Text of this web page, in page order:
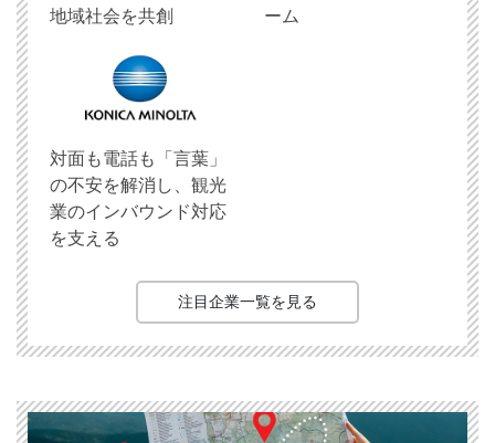
地域社会を共創
ーム
対面も電話も「言葉」
の不安を解消し、観光
業のインバウンド対応
を支える
注目企業一覧を見る